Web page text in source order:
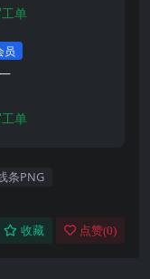
工单
员
工单
条PNG
收藏 点赞(0)